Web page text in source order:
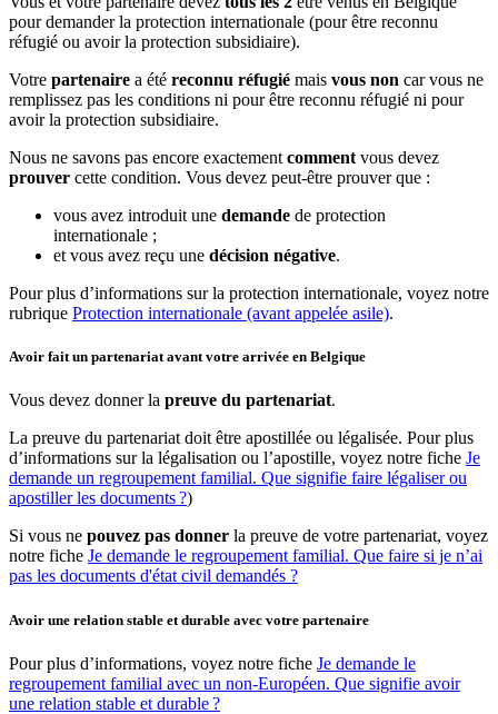
pour demander la protection internationale (pour être reconnu
réfugié ou avoir la protection subsidiaire).
Votre partenaire a été reconnu réfugié mais vous non car vous ne
remplissez pas les conditions ni pour être reconnu réfugié ni pour
avoir la protection subsidiaire.
Nous ne savons pas encore exactement comment vous devez
prouver cette condition. Vous devez peut-être prouver que :
vous avez introduit une demande de protection
internationale ;
et vous avez reçu une décision négative.
Pour plus d’informations sur la protection internationale, voyez notre
rubrique Protection internationale (avant appelée asile).
Avoir fait un partenariat avant votre arrivée en Belgique
Vous devez donner la preuve du partenariat.
La preuve du partenariat doit être apostillée ou légalisée. Pour plus
d’informations sur la légalisation ou l’apostille, voyez notre fiche Je
demande un regroupement familial. Que signifie faire légaliser ou
apostiller les documents?)
Si vous ne pouvez pas donner la preuve de votre partenariat, voyez
notre fiche Je demande le regroupement familial. Que faire si je n’ai
pas les documents d'état civil demandés ?
Avoir une relation stable et durable avec votre partenaire
Pour plus d’informations, voyez notre fiche Je demande le
regroupement familial avec un non-Européen. Que signifie avoir
une relation stable et durable?